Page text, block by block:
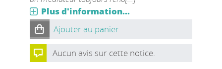
Plus d'information...
Ajouter au panier
Aucun avis sur cette notice.